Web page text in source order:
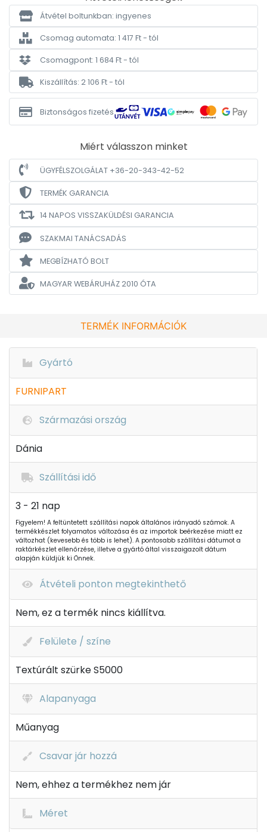
Átvétel boltunkban: ingyenes
Csomag automata: 1 417 Ft - tól
Csomagpont: 1 684 Ft - tól
Kiszállítás: 2 106 Ft - tól
Biztonságos fizetés
Miért válasszon minket
ÜGYFÉLSZOLGÁLAT +36-20-343-42-52
TERMÉK GARANCIA
14 NAPOS VISSZAKÜLDÉSI GARANCIA
SZAKMAI TANÁCSADÁS
MEGBÍZHATÓ BOLT
MAGYAR WEBÁRUHÁZ2010 ÓTA
TERMÉK INFORMÁCIÓK
Gyártó
FURNIPART
Származási ország
Dánia
Szállítási idő
3 - 21 nap
Figyelem! A feltüntetett szállítási napok általános irányadó számok. A
termékkészlet folyamatos változása és az importok beérkezése miatt ez
változhat (kevesebb és több is lehet). A pontosabb szállítási dátumot a
raktárkészlet ellenőrzése, illetve a gyártó által visszaigazolt dátum
alapján küldjük ki Önnek.
Átvételi ponton megtekinthető
Nem, ez a termék nincs kiállítva.
Felülete / színe
Textúrált szürke S5000
Alapanyaga
Műanyag
Csavar jár hozzá
Nem, ehhez a termékhez nem jár
Méret